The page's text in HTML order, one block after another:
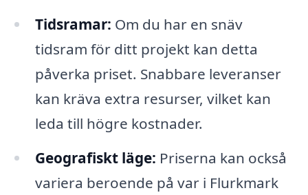
Tidsramar: Om du har en snäv
tidsram för ditt projekt kan detta
påverka priset. Snabbare leveranser
kan kräva extra resurser, vilket kan
leda till högre kostnader.
Geografiskt läge: Priserna kan också
variera beroende på var i Flurkmark